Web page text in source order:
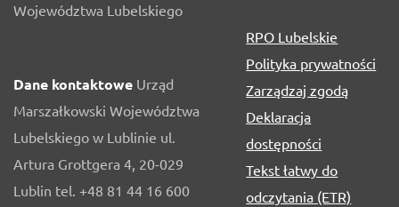
Województwa Lubelskiego
Dane kontaktowe Urząd
Marszałkowski Województwa
Lubelskiego w Lublinie ul.
Artura Grottgera 4, 20-029
Lublin tel. +48 81 44 16 600
RPO Lubelskie
Polityka prywatności
Zarządzaj zgodą
Deklaracja
dostępności
Tekst łatwy do
odczytania (ETR)